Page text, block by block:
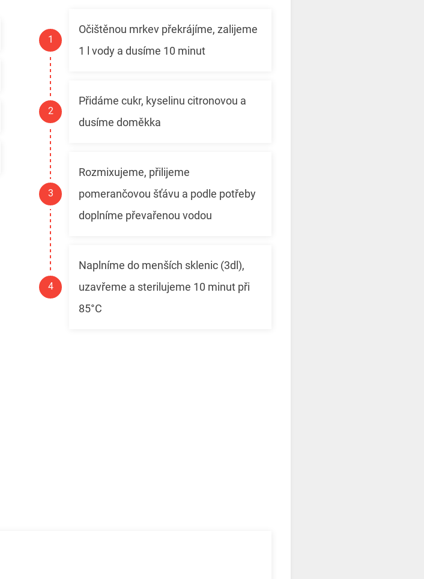
Očištěnou mrkev překrájíme, zalijeme
1 l vody a dusíme 10 minut
Přidáme cukr, kyselinu citronovou a
dusíme doměkka
Rozmixujeme, přilijeme
pomerančovou šťávu a podle potřeby
doplníme převařenou vodou
Naplníme do menších sklenic (3dl),
uzavřeme a sterilujeme 10 minut při
85°C